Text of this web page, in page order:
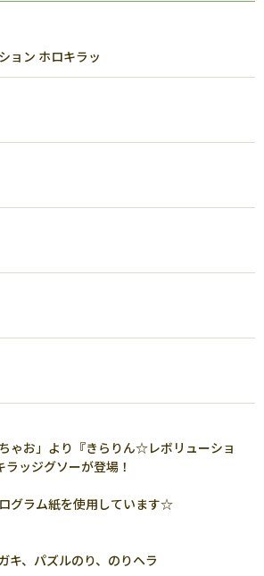
ョン ホロキラッ
ゃお」より『きらりん☆レボリューショ
ッジグソーが登場！
グラム紙を使用しています☆
キ、パズルのり、のりヘラ